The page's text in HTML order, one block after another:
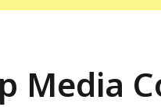
Media